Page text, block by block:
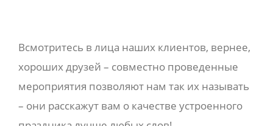
Всмотритесь в лица наших клиентов, вернее,
хороших друзей – совместно проведенные
мероприятия позволяют нам так их называть
– они расскажут вам о качестве устроенного